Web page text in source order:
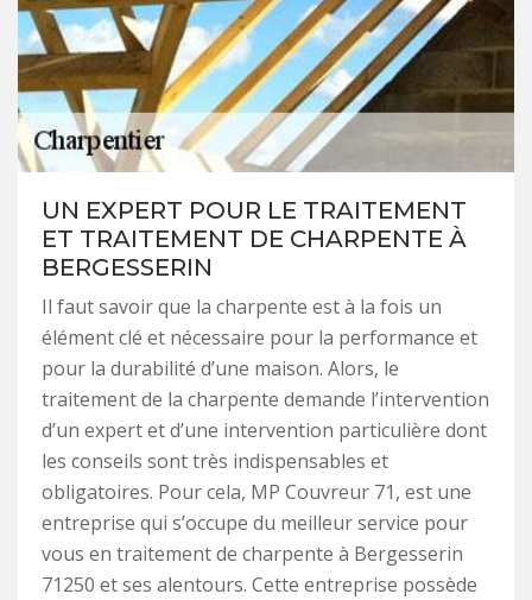
UN EXPERT POUR LE TRAITEMENT
ET TRAITEMENT DE CHARPENTE À
BERGESSERIN
Il faut savoir que la charpente est à la fois un
élément clé et nécessaire pour la performance et
pour la durabilité d’une maison. Alors, le
traitement de la charpente demande l’intervention
d’un expert et d’une intervention particulière dont
les conseils sont très indispensables et
obligatoires. Pour cela, MP Couvreur 71, est une
entreprise qui s’occupe du meilleur service pour
vous en traitement de charpente à Bergesserin
71250 et ses alentours. Cette entreprise possède